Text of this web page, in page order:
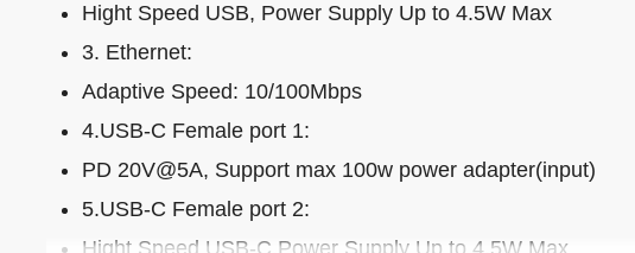
Hight Speed USB, Power Supply Up to 4.5W Max
3. Ethernet:
Adaptive Speed: 10/100Mbps
4.USB-C Female port 1:
PD 20V@5A, Support max 100w power adapter(input)
5.USB-C Female port 2:
Hight Speed USB-C,Power Supply Up to 4.5W Max